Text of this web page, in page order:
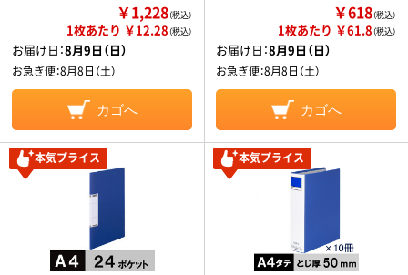
￥1,228（税込）
1枚あたり ￥12.28（税込）
お届け日：8月9日（日）
お急ぎ便：8月8日（土）
カゴへ
￥618（税込）
1枚あたり ￥61.8（税込）
お届け日：8月9日（日）
お急ぎ便：8月8日（土）
カゴへ
本気プライス 本気プライス